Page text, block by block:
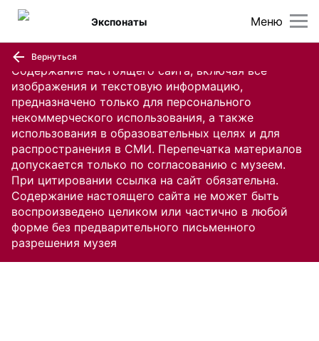
Содержание настоящего сайта, включая все
изображения и текстовую информацию,
предназначено только для персонального
некоммерческого использования, а также
использования в образовательных целях и для
распространения в СМИ. Перепечатка материалов
допускается только по согласованию с музеем.
При цитировании ссылка на сайт обязательна.
Содержание настоящего сайта не может быть
воспроизведено целиком или частично в любой
форме без предварительного письменного
разрешения музея
Меню
Экспонаты
Вернуться